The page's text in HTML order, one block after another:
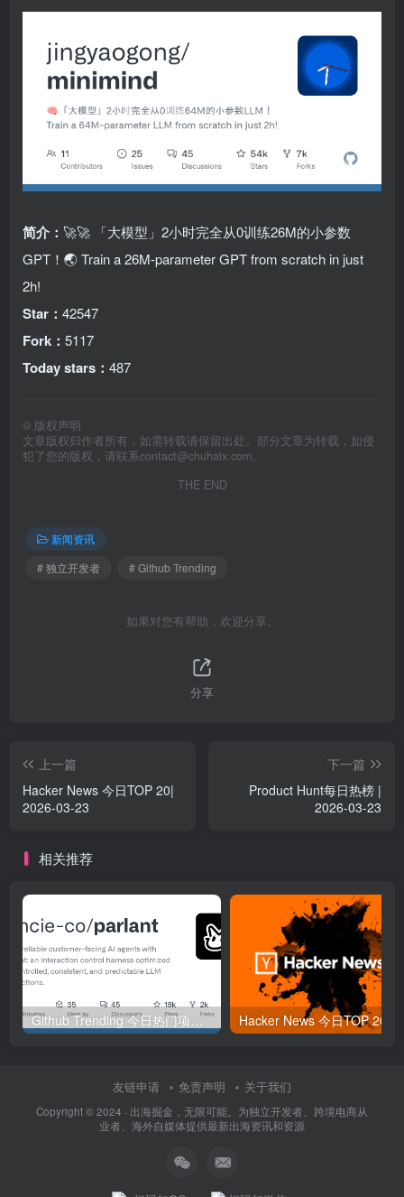
简介： 🚀🚀 「大模型」2小时完全从0训练26M的小参数
GPT！🌏 Train a 26M-parameter GPT from scratch in just
2h!
Star： 42547
Fork： 5117
Today stars： 487
© 版权声明
文章版权归作者所有，如需转载请保留出处。部分文章为转载，如侵
犯了您的版权，请联系contact@chuhaix.com。
THE END
新闻资讯
# 独立开发者
# Github Trending
如果对您有帮助，欢迎分享。
分享
上一篇
Hacker News 今日TOP 20|
2026-03-23
下一篇
Product Hunt每日热榜 |
2026-03-23
相关推荐
Github Trending 今日热门项目 | 2025-09-06
友链申请 免责声明 关于我们
Copyright © 2024 · 出海掘金，无限可能。为独立开发者、跨境电商从
业者、海外自媒体提供最新出海资讯和资源